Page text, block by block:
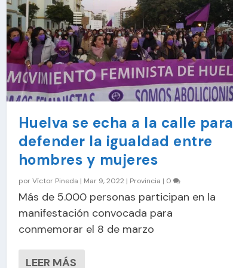
Huelva se echa a la calle para
defender la igualdad entre
hombres y mujeres
por Víctor Pineda | Mar 9, 2022 | Provincia | 0
Más de 5.000 personas participan en la
manifestación convocada para
conmemorar el 8 de marzo
LEER MÁS